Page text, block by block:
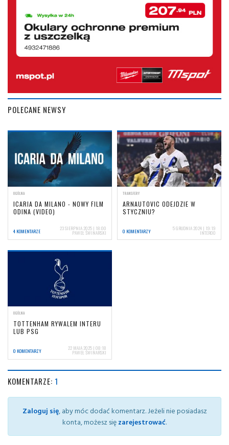
POLECANE NEWSY
OGÓLNA
ICARIA DA MILANO - NOWY FILM
ODINA (VIDEO)
4 KOMENTARZE 23 SIERPNIA 2025 | 18:00
PAWEŁ ŚWINARSKI
TRANSFERY
ARNAUTOVIC ODEJDZIE W
STYCZNIU?
0 KOMENTARZY 5 GRUDNIA 2024 | 19:19
INTER00
OGÓLNA
TOTTENHAM RYWALEM INTERU
LUB PSG
0 KOMENTARZY 22 MAJA 2025 | 08:18
PAWEŁ ŚWINARSKI
KOMENTARZE: 1
Zaloguj się, aby móc dodać komentarz. Jeżeli nie posiadasz
konta, możesz sięzarejestrować.